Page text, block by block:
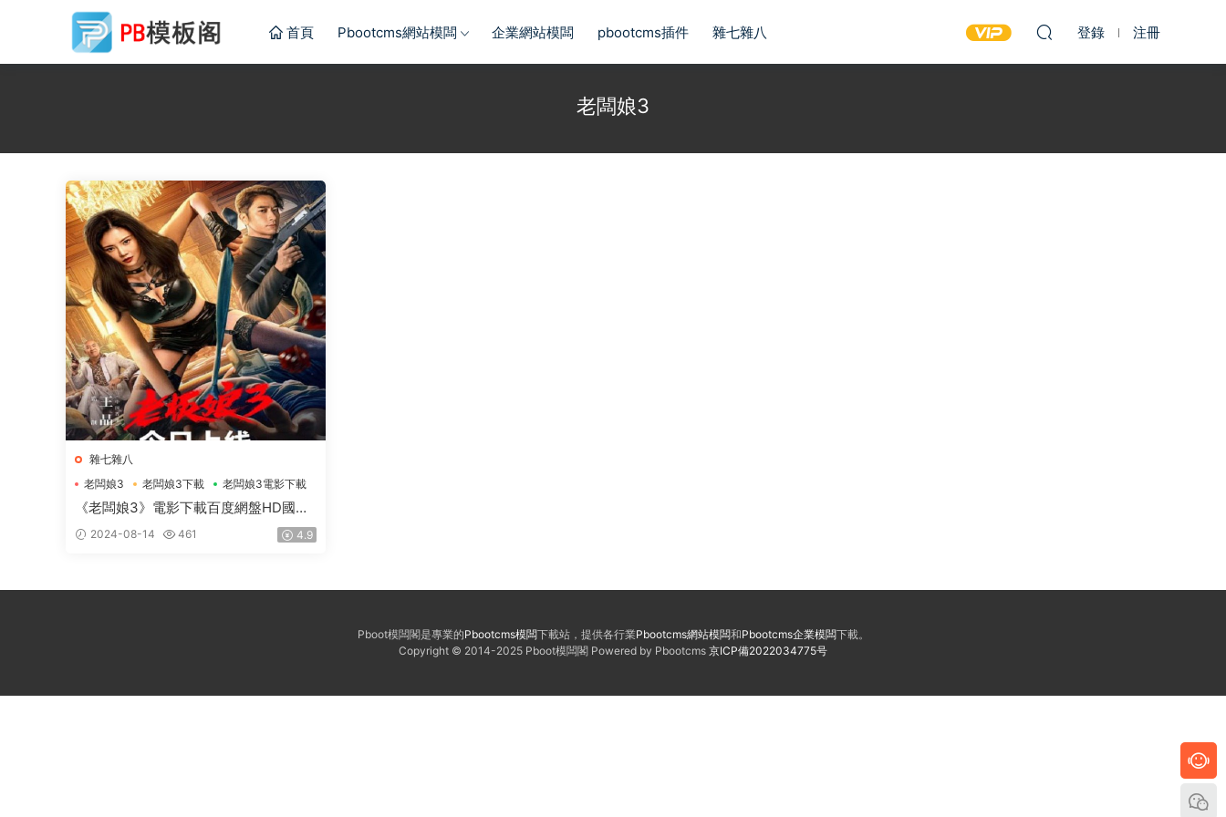
首頁 Pbootcms網站模闆 企業網站模闆 pbootcms插件 雜七雜八 登錄 注冊
老闆娘3
雜七雜八
老闆娘3
老闆娘3下載 老闆娘3電影下載
《老闆娘3》電影下載百度網盤HD國粵
雙語中字1.38GB
2024-08-14 461 4.9
Pboot模闆閣是專業的Pbootcms模闆下載站，提供各行業Pbootcms網站模闆和Pbootcms企業模闆下載。
Copyright © 2014-2025 Pboot模闆閣 Powered by Pbootcms 京ICP備2022034775号